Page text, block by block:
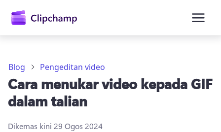
utama
Blog Pengeditan video
Cara menukar video kepada GIF
dalam talian
Dikemas kini 29 Ogos 2024